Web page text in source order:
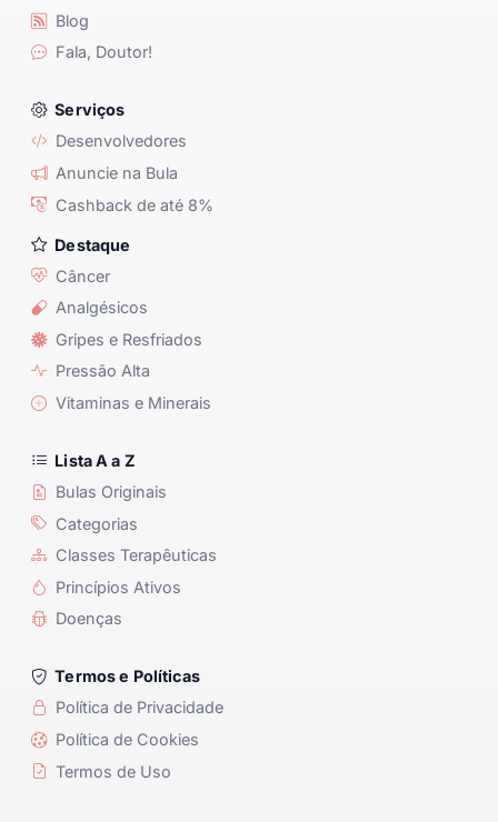
Blog
Fala, Doutor!
Serviços
Desenvolvedores
Anuncie na Bula
Cashback de até 8%
Destaque
Câncer
Analgésicos
Gripes e Resfriados
Pressão Alta
Vitaminas e Minerais
Lista A a Z
Bulas Originais
Categorias
Classes Terapêuticas
Princípios Ativos
Doenças
Termos e Políticas
Política de Privacidade
Política de Cookies
Termos de Uso